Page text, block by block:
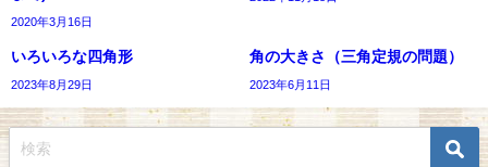
2020年3月16日
いろいろな四角形
2023年8月29日
角の大きさ（三角定規の問題）
2023年6月11日